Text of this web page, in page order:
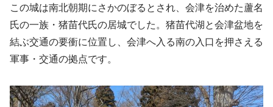
この城は南北朝期にさかのぼるとされ、会津を治めた蘆名
氏の一族・猪苗代氏の居城でした。猪苗代湖と会津盆地を
結ぶ交通の要衝に位置し、会津へ入る南の入口を押さえる
軍事・交通の拠点です。